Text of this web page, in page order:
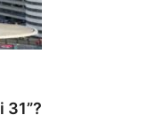
31”?